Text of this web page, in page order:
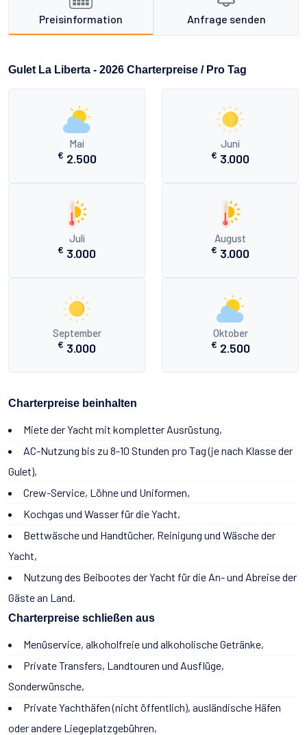
Preisinformation Anfrage senden
Gulet La Liberta - 2026 Charterpreise / Pro Tag
Mai
€ 2.500
Juni
€ 3.000
Juli
€ 3.000
August
€ 3.000
September
€ 3.000
Oktober
€ 2.500
Charterpreise beinhalten
Miete der Yacht mit kompletter Ausrüstung,
AC-Nutzung bis zu 8-10 Stunden pro Tag (je nach Klasse der
Gulet),
Crew-Service, Löhne und Uniformen,
Kochgas und Wasser für die Yacht,
Bettwäsche und Handtücher, Reinigung und Wäsche der
Yacht,
Nutzung des Beibootes der Yacht für die An- und Abreise der
Gäste an Land.
Charterpreise schließen aus
Menüservice, alkoholfreie und alkoholische Getränke,
Private Transfers, Landtouren und Ausflüge,
Sonderwünsche,
Private Yachthäfen (nicht öffentlich), ausländische Häfen
oder andere Liegeplatzgebühren,